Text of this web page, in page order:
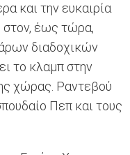
και την ευκαιρία
στον, έως τώρα,
διαδοχικών
το κλαμπ στην
χώρας. Ραντεβού
Πεπ και τους